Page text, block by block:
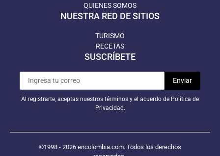
QUIENES SOMOS
NUESTRA RED DE SITIOS
TURISMO
RECETAS
SUSCRÍBETE
Al registrarte, aceptas nuestros términos y el acuerdo de Política de
Privacidad.
©1998 - 2026 encolombia.com. Todos los derechos